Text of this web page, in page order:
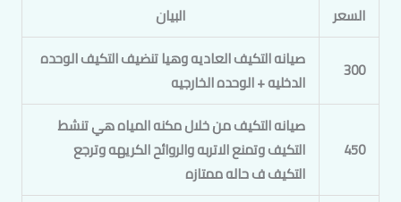
السعر البيان
300
صيانه التكيف العاديه وهيا تنضيف التكيف الوحده
الدخليه + الوحده الخارجيه
450
صيانه التكيف من خلال مكنه المياه هي تنشط
التكيف وتمنع الاتربه والروائح الكريهه وترجع
التكيف ف حاله ممتازه